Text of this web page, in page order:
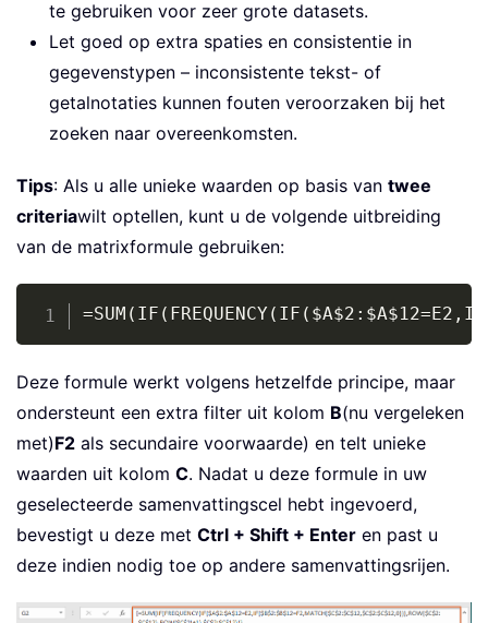
te gebruiken voor zeer grote datasets.
Let goed op extra spaties en consistentie in
gegevenstypen – inconsistente tekst- of
getalnotaties kunnen fouten veroorzaken bij het
zoeken naar overeenkomsten.
Tips: Als u alle unieke waarden op basis van twee
criteriawilt optellen, kunt u de volgende uitbreiding
van de matrixformule gebruiken:
Copy
Deze formule werkt volgens hetzelfde principe, maar
ondersteunt een extra filter uit kolom B(nu vergeleken
met)F2 als secundaire voorwaarde) en telt unieke
waarden uit kolom C. Nadat u deze formule in uw
geselecteerde samenvattingscel hebt ingevoerd,
bevestigt u deze met Ctrl + Shift + Enter en past u
deze indien nodig toe op andere samenvattingsrijen.